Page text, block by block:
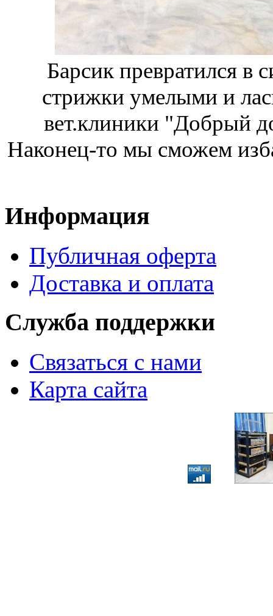
Барсик превратился в
стрижки умелыми и
вет.клиники "Добрый
Наконец-то мы сможем
Информация
Публичная оферта
Доставка и оплата
Служба поддержки
Связаться с нами
Карта сайта